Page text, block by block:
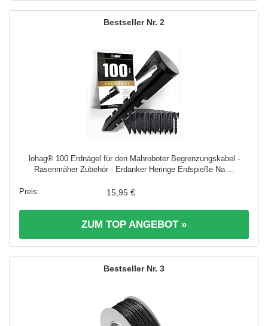
2
lohag® 100 Erdnägel für den Mähroboter Begrenzungskabel -
Rasenmäher Zubehör - Erdanker Heringe Erdspieße Na ...
15,95 €
ZUM TOP ANGEBOT »
3